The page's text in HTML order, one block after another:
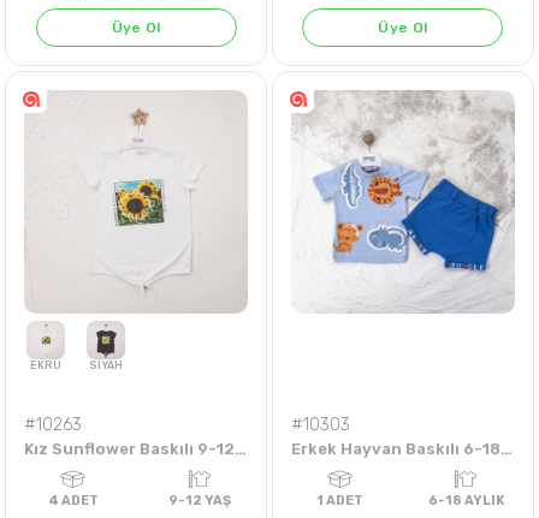
Üye Ol
4 ADET 1-4
Üye Ol
#10263
Kız Sunflower Baskılı 9-12 Yaş Badi
#10303
Erkek Hayvan Baskılı 6-18 Aylık Takım